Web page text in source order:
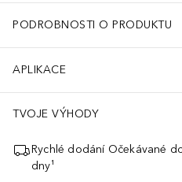
PODROBNOSTI O PRODUKTU
APLIKACE
TVOJE VÝHODY
Rychlé dodání Očekávané
dny¹